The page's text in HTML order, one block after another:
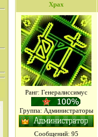
Xpax
Ранг: Генералиссимус
Группа: Администраторы
Сообщений: 95